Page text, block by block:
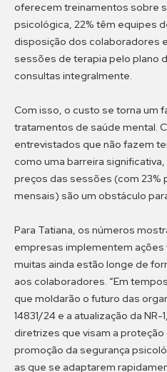
oferecem treinamentos sobre
psicológica, 22% têm equipes
disposição dos colaboradores
sessões de terapia pelo plano
consultas integralmente.
Com isso, o custo se torna um
tratamentos de saúde mental.
entrevistados que não fazem
como uma barreira
preços das sessões (com 23%
mensais) são um obstáculo
Para Tatiana, os números
empresas implementem ações
muitas ainda estão longe de
aos colaboradores. “Em
que moldarão o futuro das
14831/24 e a atualização da
diretrizes que visam a proteção
promoção da segurança
as que se adaptarem